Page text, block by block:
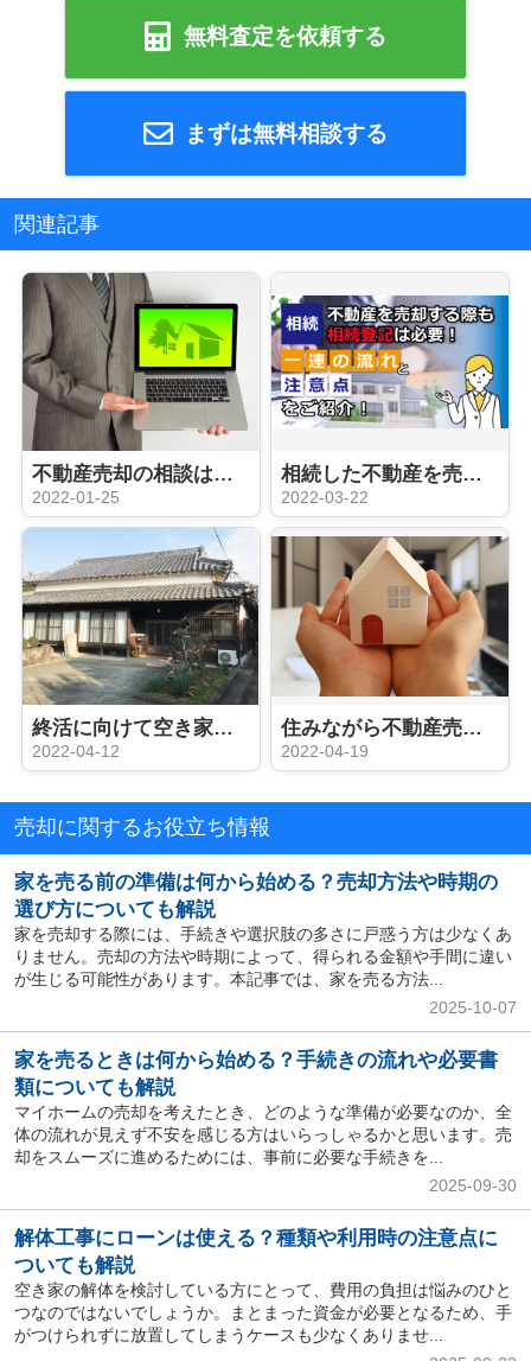
無料査定を依頼する
まずは無料相談する
関連記事
不動産売却の相談はどこにする？相続などの内容別にご紹介
2022-01-25
相続した不動産を売却する際も相続登記は必要！一連の流れと注意点をご紹介
2022-03-22
終活に向けて空き家を相続する？空き家を放置した場合のデメリットもご紹介
2022-04-12
住みながら不動産売却できる？メリット・デメリットや注意点を一挙解説
2022-04-19
売却に関するお役立ち情報
家を売る前の準備は何から始める？売却方法や時期の
選び方についても解説
家を売却する際には、手続きや選択肢の多さに戸惑う方は少なくあ
りません。売却の方法や時期によって、得られる金額や手間に違い
が生じる可能性があります。本記事では、家を売る方法...
2025-10-07
家を売るときは何から始める？手続きの流れや必要書
類についても解説
マイホームの売却を考えたとき、どのような準備が必要なのか、全
体の流れが見えず不安を感じる方はいらっしゃるかと思います。売
却をスムーズに進めるためには、事前に必要な手続きを...
2025-09-30
解体工事にローンは使える？種類や利用時の注意点に
ついても解説
空き家の解体を検討している方にとって、費用の負担は悩みのひと
つなのではないでしょうか。まとまった資金が必要となるため、手
がつけられずに放置してしまうケースも少なくありませ...